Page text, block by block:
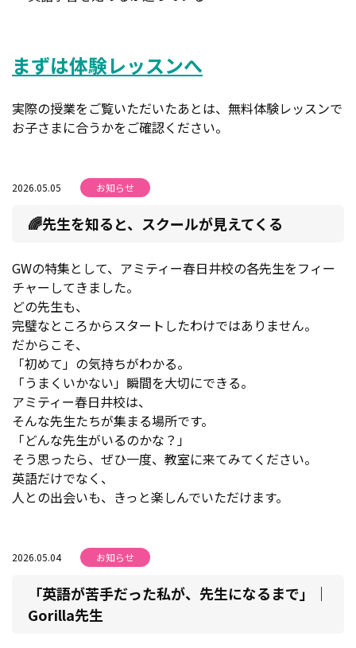
まずは体験レッスンへ
実際の授業をご覧いただいたあとは、無料体験レッスンで
お子さまに合うかをご確認ください。
2026.05.05 お知らせ
🌈先生を知ると、スクールが見えてくる
GWの特集として、アミティー春日井校の各先生をフィー
チャーしてきました。
どの先生も、
完璧なところからスタートしたわけではありません。
だからこそ、
「初めて」の気持ちがわかる。
「うまくいかない」瞬間を大切にできる。
アミティー春日井校は、
そんな先生たちが集まる場所です。
「どんな先生がいるのかな？」
そう思ったら、ぜひ一度、教室に来てみてください。
英語だけでなく、
人との出会いも、きっと楽しんでいただけます。
2026.05.04 お知らせ
「英語が苦手だった私が、先生になるまで」｜
Gorilla先生